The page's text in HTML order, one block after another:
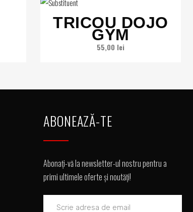
TRICOU DOJO
GYM
55,00 lei
ABONEAZĂ-TE
Abonați-vă la newsletter-ul nostru pentru a
primi ultimele oferte și noutăți!